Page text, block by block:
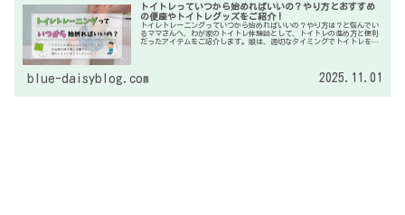
トイトレっていつから始めればいいの？やり方とおすすめ
の便座やトイトレグッズをご紹介！
トイレトレーニングっていつから始めればいいの？やり方は？と悩んでい
るママさんへ、わが家のトイトレ体験談として、トイトレの進め方と便利
だったアイテムをご紹介します。娘は、適切なタイミングでトイトレを始
blue-daisyblog.com 2025.11.01